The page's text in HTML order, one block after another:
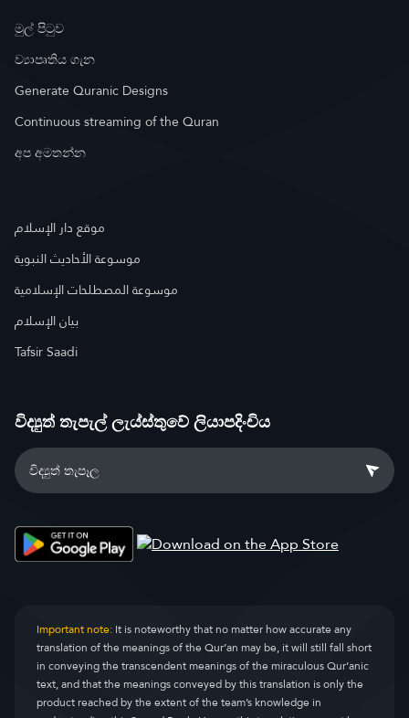
මුල් පිටුව
ව්‍යාපෘතිය ගැන
Generate Quranic Designs
Continuous streaming of the Quran
අප අමතන්න
موقع دار الإسلام
موسوعة الأحاديث النبوية
موسوعة المصطلحات الإسلامية
بيان الإسلام
Tafsir Saadi
විද්‍යුත් තැපැල් ලැය්ස්තුවේ ලියාපදිංචිය
Important note:It is noteworthy that no matter how accurate any
translation of the meanings of the Qur’an may be, it will still fall short
in conveying the transcendent meanings of the miraculous Qur’anic
text, and that the meanings conveyed by this translation is only the
product reached by the extent of the team’s knowledge in